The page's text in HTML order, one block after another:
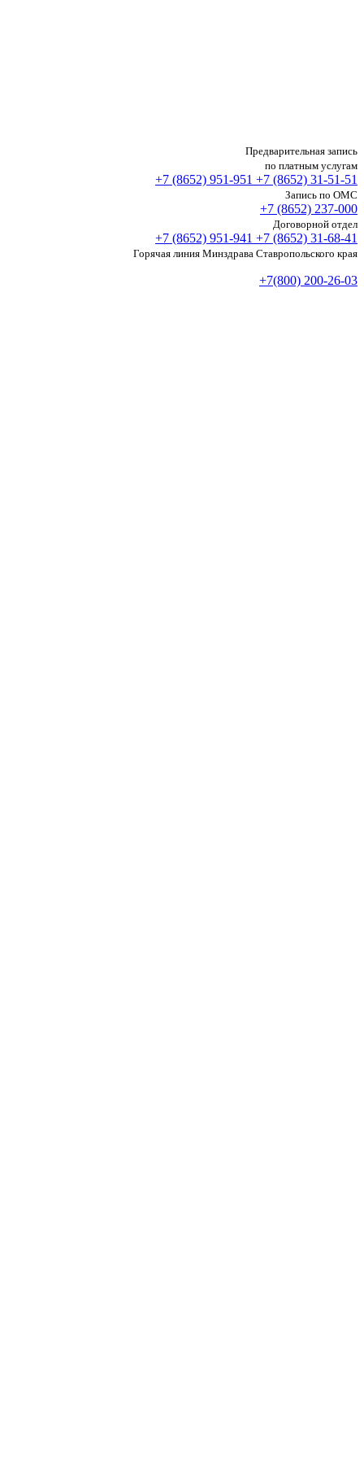
Предварительная запись
по платным услугам
+7 (8652) 951-951 +7 (8652) 31-51-51
Запись по ОМС
+7 (8652) 237-000
Договорной отдел
+7 (8652) 951-941 +7 (8652) 31-68-41
Горячая линия Минздрава Ставропольского края
+7(800) 200-26-03